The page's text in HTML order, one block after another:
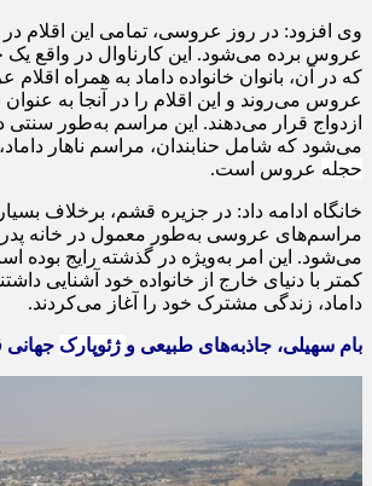
وی افزود: در روز عروسی، تمامی این اقلام در
عروس برده می‌شود. این کارناوال در واقع
که در آن، بانوان خانواده داماد به همراه
عروس می‌روند و این اقلام را در آنجا به
ازدواج قرار می‌دهند. این مراسم به‌طور سنتی
می‌شود که شامل حنابندان، مراسم ناهار
حجله عروس است.
خانگاه ادامه داد: در جزیره قشم، برخلاف
مراسم‌های عروسی به‌طور معمول در خانه
می‌شود. این امر به‌ویژه در گذشته رایج بوده
کمتر با دنیای خارج از خانواده خود آشنایی
داماد، زندگی مشترک خود را آغاز می‌کردند.
بام سهیلی، جاذبه‌های طبیعی و ژئوپارک